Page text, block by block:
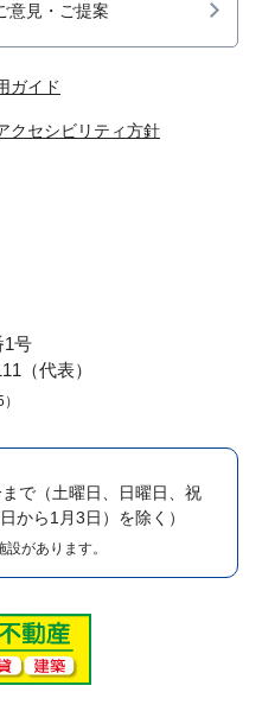
意見・ご提案
ガイド
クセシビリティ方針
1号
（代表）
で （土曜日、日曜日、祝
から1月3日）を除く）
があります。